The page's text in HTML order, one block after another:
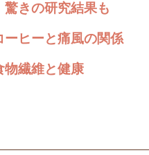
きの研究結果も
ーヒーと痛風の関係
物繊維と健康